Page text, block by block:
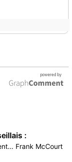
:
Frank McCourt